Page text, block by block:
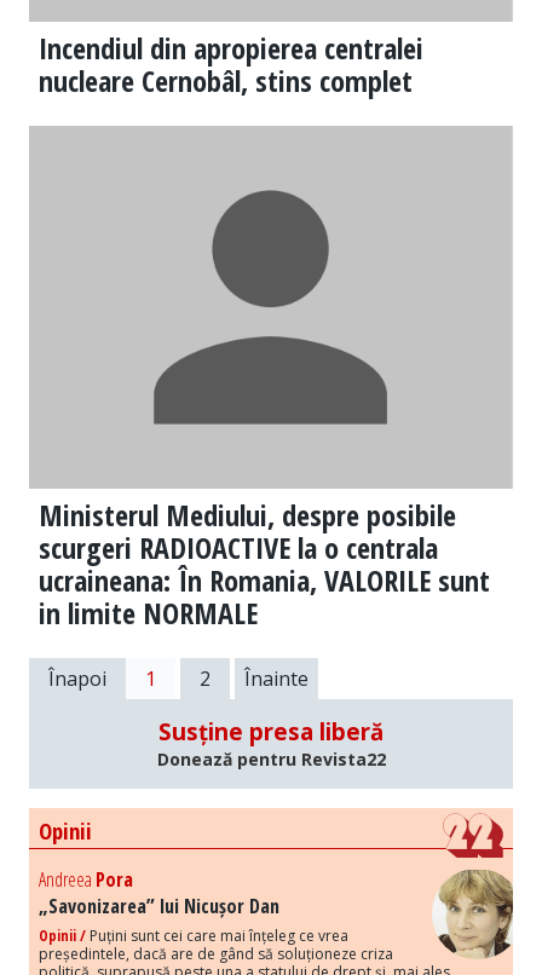
Incendiul din apropierea centralei
nucleare Cernobâl, stins complet
Ministerul Mediului, despre posibile
scurgeri RADIOACTIVE la o centrala
ucraineana: În Romania, VALORILE sunt
in limite NORMALE
Înapoi 1 2 Înainte
Susține presa liberă
Donează pentru Revista22
Opinii
Andreea Pora
„Savonizarea” lui Nicușor Dan
Opinii / Puțini sunt cei care mai înțeleg ce vrea
președintele, dacă are de gând să soluționeze criza